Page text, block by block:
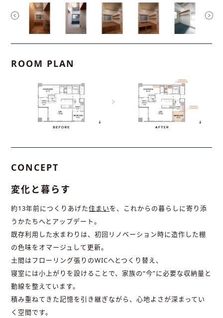
ROOM PLAN
CONCEPT
変化と暮らす
約13年前につくりあげた住まいを、これからの暮らしに寄り添
うかたちへとアップデート。
既存利用した水まわりは、初回リノベーション時に造作した棚
の色味をオマージュして更新。
土間はフローリング張りのWICへとつくり替え、
寝室には小上がりを設けることで、家族の“今”に必要な収納量と
動線を整えています。
積み重ねてきた記憶を引き継ぎながら、心地よさが深まってい
く空間です。